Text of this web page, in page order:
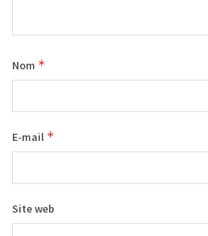
Nom *
E-mail *
Site web